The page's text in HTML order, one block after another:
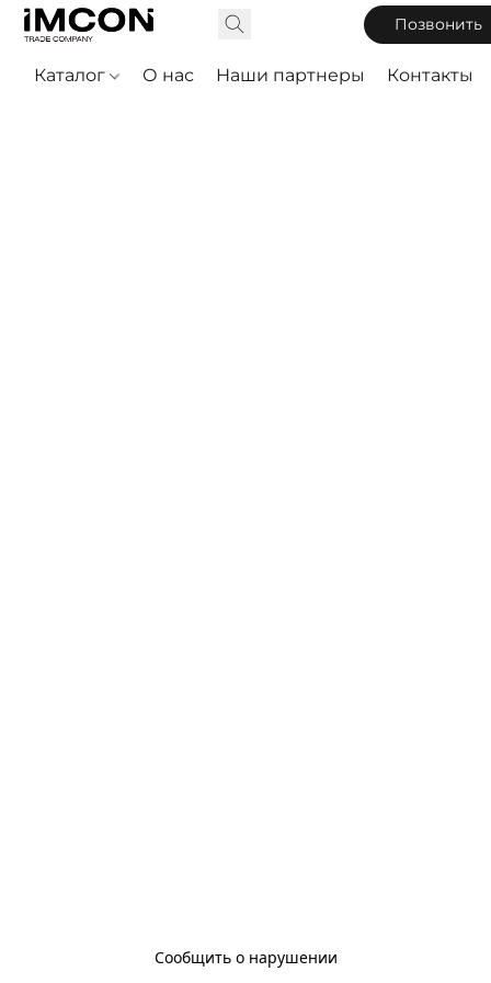
Позвонить
Каталог О нас Наши партнеры Контакты
Сообщить о нарушении